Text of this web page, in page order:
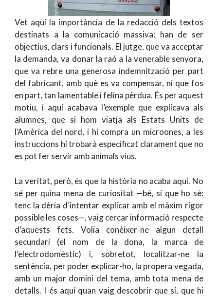
Vet aquí la importància de la redacció dels textos
destinats a la comunicació massiva: han de ser
objectius, clars i funcionals. El jutge, que va acceptar
la demanda, va donar la raó a la venerable senyora,
que va rebre una generosa indemnització per part
del fabricant, amb què es va compensar, ni que fos
en part, tan lamentable i felina pèrdua. És per aquest
motiu, i aquí acabava l’exemple que explicava als
alumnes, que si hom viatja als Estats Units de
l’Amèrica del nord, i hi compra un microones, a les
instruccions hi trobarà especificat clarament que no
es pot fer servir amb animals vius.
La veritat, però, és que la història no acaba aquí. No
sé per quina mena de curiositat —bé, sí que ho sé:
tenc la dèria d’intentar explicar amb el màxim rigor
possible les coses—, vaig cercar informació respecte
d’aquests fets. Volia conèixer-ne algun detall
secundari (el nom de la dona, la marca de
l’electrodomèstic) i, sobretot, localitzar-ne la
sentència, per poder explicar-ho, la propera vegada,
amb un major domini del tema, amb tota mena de
detalls. I és aquí quan vaig descobrir que sí, que hi